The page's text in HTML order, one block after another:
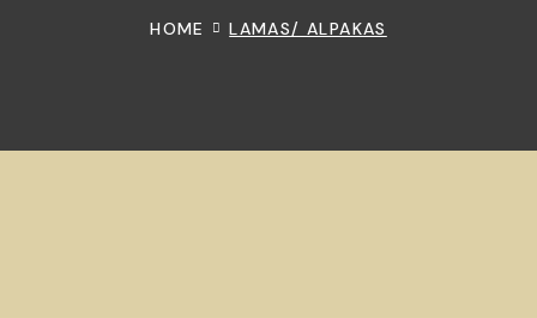
HOME LAMAS/ ALPAKAS